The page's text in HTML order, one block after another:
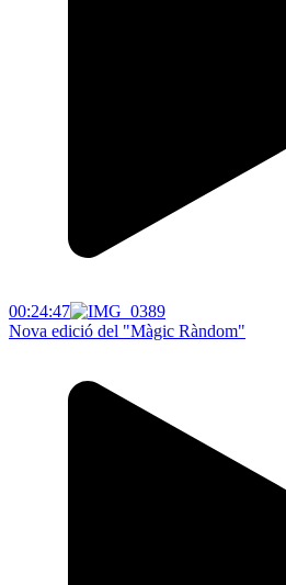
00:24:47
Nova edició del "Màgic Ràndom"